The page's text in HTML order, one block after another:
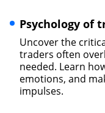
Psychology of
Uncover the
traders often
needed. Learn
emotions, and
impulses.